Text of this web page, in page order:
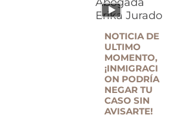
NOTICIA DE
ULTIMO
MOMENTO,
¡INMIGRACI
ON PODRÍA
NEGAR TU
CASO SIN
AVISARTE!